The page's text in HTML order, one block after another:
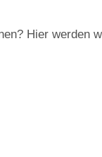
Hier werden